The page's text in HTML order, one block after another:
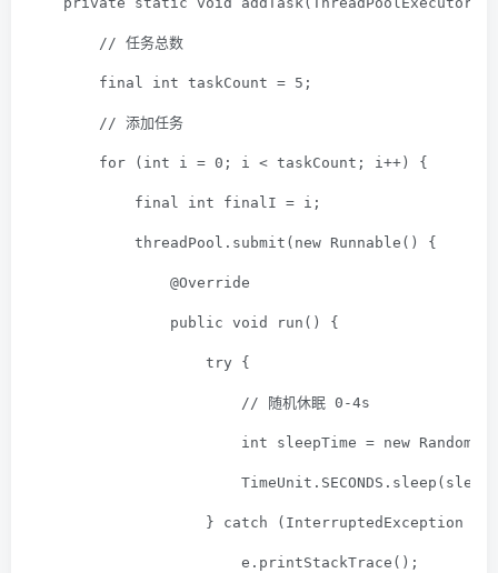
// 任务总数
final int taskCount = 5 ;
// 添加任务
for ( int i = 0 ; i < taskCount; i++) {
final int finalI = i;
threadPool.submit( new Runnable() {
@Override
public void run () {
try {
// 随机休眠 0-4s
int sleepTime = new
} catch (InterruptedException e)
e.printStackTrace();